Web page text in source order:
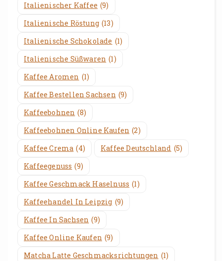
Italienischer Kaffee (9)
Italienische Röstung (13)
Italienische Schokolade (1)
Italienische Süßwaren (1)
Kaffee Aromen (1)
Kaffee Bestellen Sachsen (9)
Kaffeebohnen (8)
Kaffeebohnen Online Kaufen (2)
Kaffee Crema (4) Kaffee Deutschland (5)
Kaffeegenuss (9)
Kaffee Geschmack Haselnuss (1)
Kaffeehandel In Leipzig (9)
Kaffee In Sachsen (9)
Kaffee Online Kaufen (9)
Matcha Latte Geschmacksrichtungen (1)